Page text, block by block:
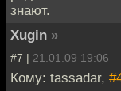
знают.
Xugin »
#7 | 21.01.09 19:06
Кому: tassadar,